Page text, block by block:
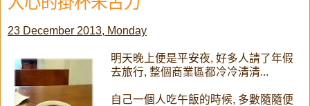
23 December 2013, Monday
明天晚上便是平安夜, 好多人請了年假
去旅行, 整個商業區都冷冷清清...
自己一個人吃午飯的時候, 多數隨隨便